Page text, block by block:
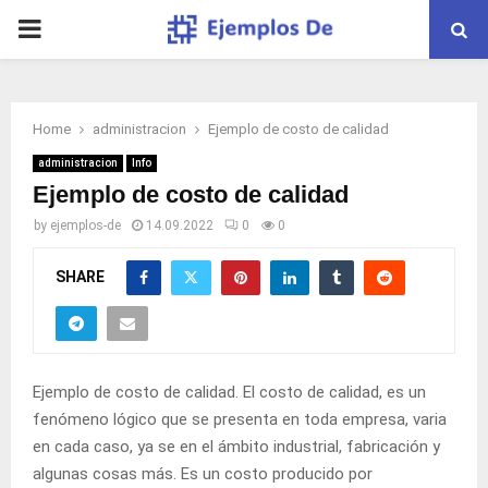
PRIMARY
Home administracion Ejemplo de costo de calidad
administracion Info
Ejemplo de costo de calidad
by ejemplos-de 14.09.2022 0 0
SHARE
Ejemplo de costo de calidad. El costo de calidad, es un
fenómeno lógico que se presenta en toda empresa, varia
en cada caso, ya se en el ámbito industrial, fabricación y
algunas cosas más. Es un costo producido por